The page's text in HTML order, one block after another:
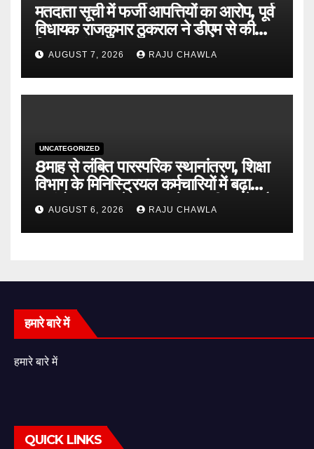
मतदाता सूची में फर्जी आपत्तियों का आरोप, पूर्व
विधायक राजकुमार ठुकराल ने डीएम से की
निष्पक्ष जांच की मांग
AUGUST 7, 2026 RAJU CHAWLA
UNCATEGORIZED
8माह से लंबित पारस्परिक स्थानांतरण, शिक्षा
विभाग के मिनिस्ट्रियल कर्मचारियों में बढ़ा
असंतोष शासन से जल्द आदेश जारी करने और
विलंब का कारण बताने की मांग
AUGUST 6, 2026 RAJU CHAWLA
हमारे बारे में
हमारे बारे में
QUICK LINKS